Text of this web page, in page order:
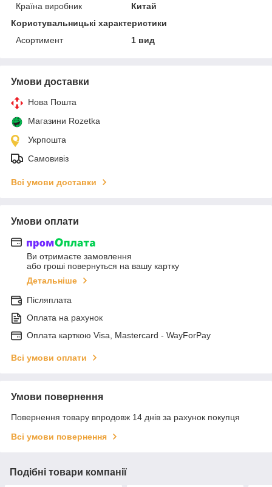
Країна виробник
Китай
Користувальницькі характеристики
Асортимент
1 вид
Умови доставки
Нова Пошта
Магазини Rozetka
Укрпошта
Самовивіз
Всі умови доставки
Умови оплати
Ви отримаєте замовлення
або гроші повернуться на вашу картку
Детальніше
Післяплата
Оплата на рахунок
Оплата карткою Visa, Mastercard - WayForPay
Всі умови оплати
Умови повернення
Повернення товару впродовж 14 днів за рахунок покупця
Всі умови повернення
Подібні товари компанії